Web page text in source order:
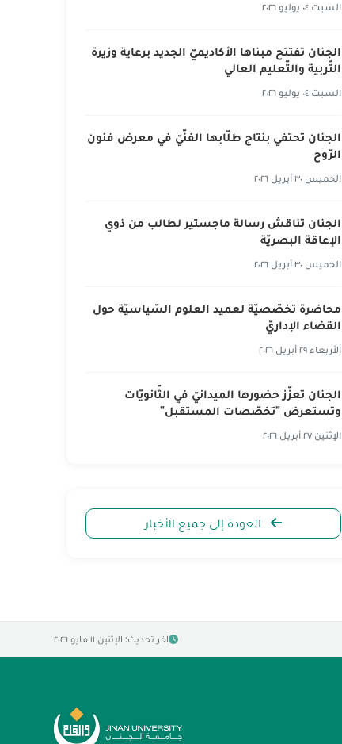
السبت ٠٤ يوليو ٢٠٢٦
الجنان تفتتح مبناها الأكاديميّ الجديد برعاية وزيرة
التّربية والتّعليم العالي
السبت ٠٤ يوليو ٢٠٢٦
الجنان تحتفي بنتاج طلّابها الفنّيّ في معرض فنون
الرّوح
الخميس ٣٠ أبريل ٢٠٢٦
الجنان تناقش رسالة ماجستير لطالب من ذوي
الإعاقة البصريّة
الخميس ٣٠ أبريل ٢٠٢٦
محاضرة تخصّصيّة لعميد العلوم السّياسيّة حول
القضاء الإداريّ
الأربعاء ٢٩ أبريل ٢٠٢٦
الجنان تعزّز حضورها الميدانيّ في الثّانويّات
وتستعرض "تخصّصات المستقبل"
الإثنين ٢٧ أبريل ٢٠٢٦
العودة إلى جميع الأخبار
آخر تحديث: الإثنين ١١ مايو ٢٠٢٦